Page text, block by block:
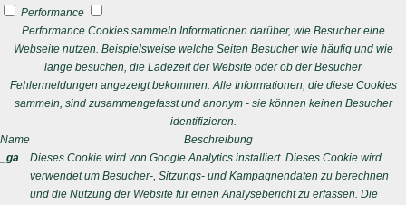
Performance
Performance Cookies sammeln Informationen darüber, wie Besucher eine
Webseite nutzen. Beispielsweise welche Seiten Besucher wie häufig und wie
lange besuchen, die Ladezeit der Website oder ob der Besucher
Fehlermeldungen angezeigt bekommen. Alle Informationen, die diese Cookies
sammeln, sind zusammengefasst und anonym - sie können keinen Besucher
identifizieren.
Name
Beschreibung
_ga
Dieses Cookie wird von Google Analytics installiert. Dieses Cookie wird
verwendet um Besucher-, Sitzungs- und Kampagnendaten zu berechnen
und die Nutzung der Website für einen Analysebericht zu erfassen. Die